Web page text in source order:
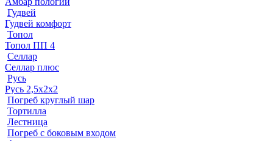
Гудвей
Гудвей комфорт
Топол
Топол ПП 4
Селлар
Селлар плюс
Русь
Русь 2,5х2х2
Погреб круглый шар
Тортилла
Лестница
Погреб с боковым входом